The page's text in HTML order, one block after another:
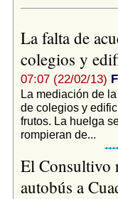
La falta de
colegios y
07:07 (22/02/13)
La mediación de
de colegios y
frutos. La huelga
rompieran de...
El Consultivo
autobús a